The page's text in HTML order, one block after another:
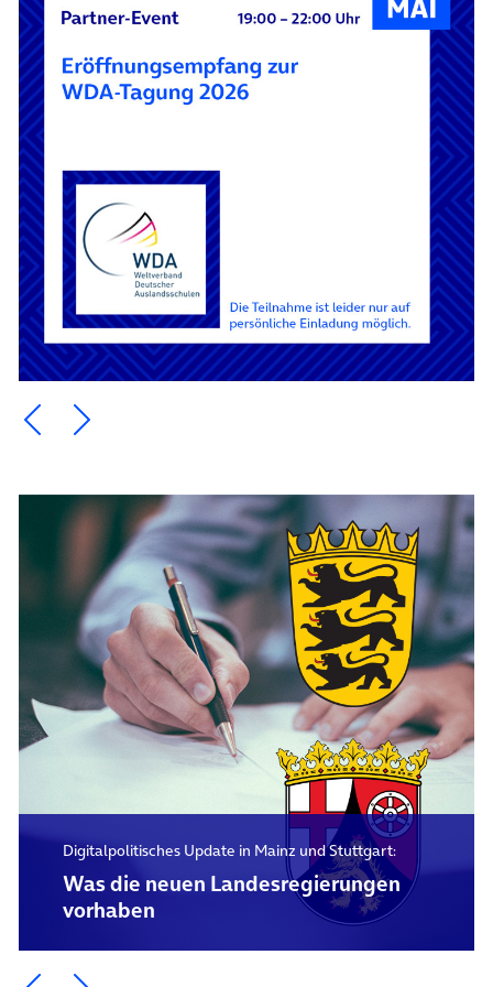
Ein Element zurück blättern
Ein Element weiter blättern
Digitalpolitisches Update in Mainz und Stuttgart:
Was die neuen Landesregierungen
vorhaben